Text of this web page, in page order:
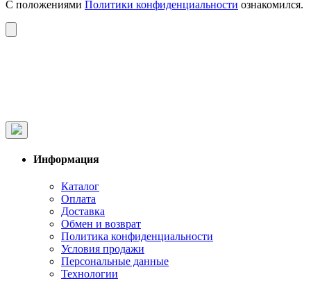
С положениями Политики конфиденциальности ознакомился.
Информация
Каталог
Оплата
Доставка
Обмен и возврат
Политика конфиденциальности
Условия продажи
Персональные данные
Технологии